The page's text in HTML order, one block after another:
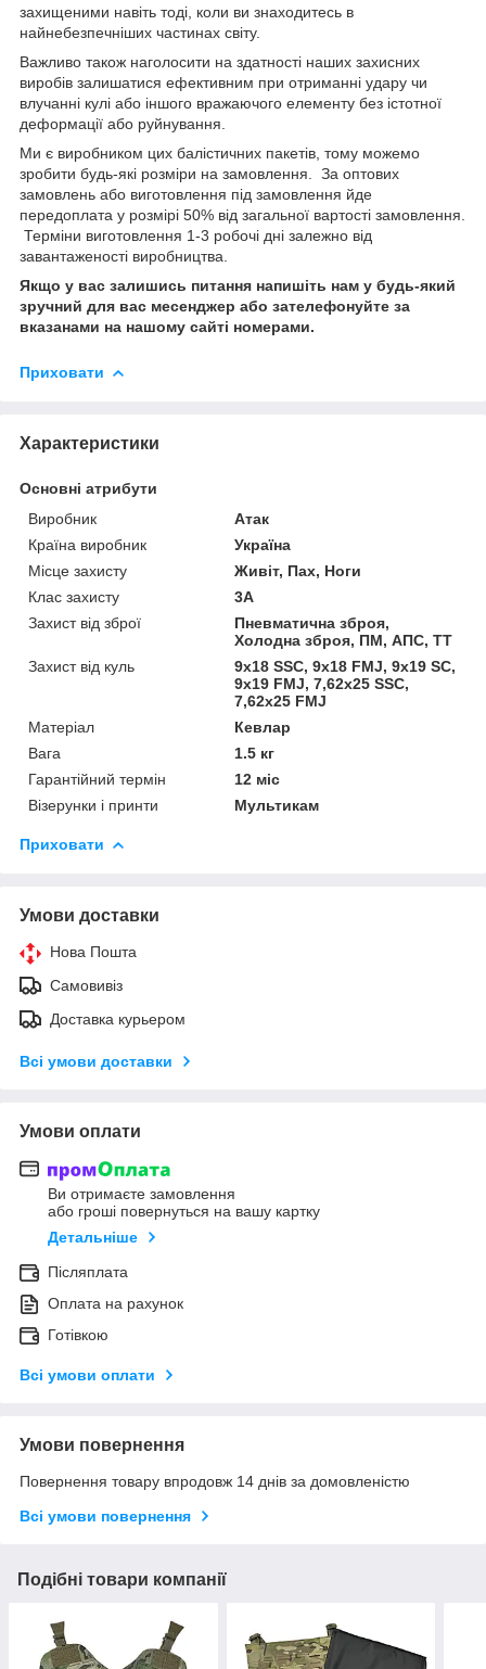
захищеними навіть тоді, коли ви знаходитесь в
найнебезпечніших частинах світу.
Важливо також наголосити на здатності наших захисних
виробів залишатися ефективним при отриманні удару чи
влучанні кулі або іншого вражаючого елементу без істотної
деформації або руйнування.
Ми є виробником цих балістичних пакетів, тому можемо
зробити будь-які розміри на замовлення. За оптових
замовлень або виготовлення під замовлення йде
передоплата у розмірі 50% від загальної вартості замовлення.
Терміни виготовлення 1-3 робочі дні залежно від
завантаженості виробництва.
Якщо у вас залишись питання напишіть нам у будь-який
зручний для вас месенджер або зателефонуйте за
вказанами на нашому сайті номерами.
Приховати
Характеристики
Основні атрибути
Виробник
Атак
Країна виробник
Україна
Місце захисту
Живіт, Пах, Ноги
Клас захисту
3А
Захист від зброї
Пневматична зброя,
Холодна зброя, ПМ, АПС, ТТ
Захист від куль
9х18 SSC, 9х18 FMJ, 9х19 SC,
9х19 FMJ, 7,62x25 SSC,
7,62x25 FMJ
Матеріал
Кевлар
Вага
1.5 кг
Гарантійний термін
12 міс
Візерунки і принти
Мультикам
Приховати
Умови доставки
Нова Пошта
Самовивіз
Доставка курьером
Всі умови доставки
Умови оплати
Ви отримаєте замовлення
або гроші повернуться на вашу картку
Детальніше
Післяплата
Оплата на рахунок
Готівкою
Всі умови оплати
Умови повернення
Повернення товару впродовж 14 днів за домовленістю
Всі умови повернення
Подібні товари компанії